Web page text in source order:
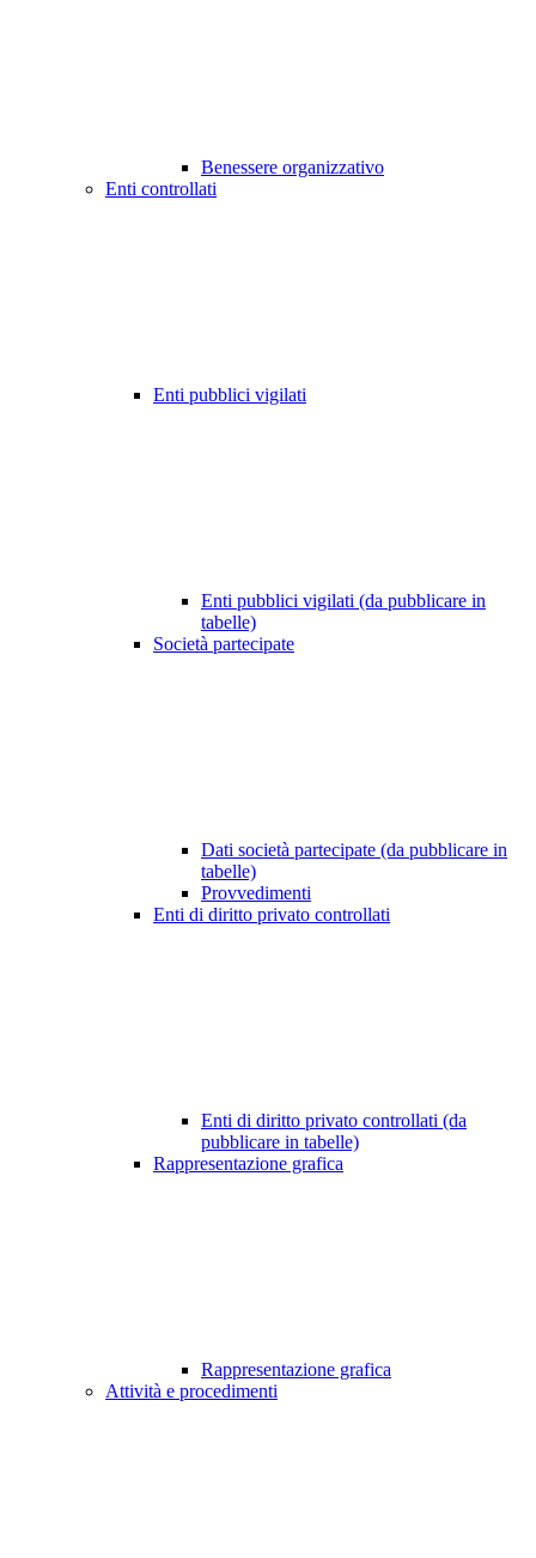
Benessere organizzativo
Enti controllati
Enti pubblici vigilati
Enti pubblici vigilati (da pubblicare in
tabelle)
Società partecipate
Dati società partecipate (da pubblicare in
tabelle)
Provvedimenti
Enti di diritto privato controllati
Enti di diritto privato controllati (da
pubblicare in tabelle)
Rappresentazione grafica
Rappresentazione grafica
Attività e procedimenti